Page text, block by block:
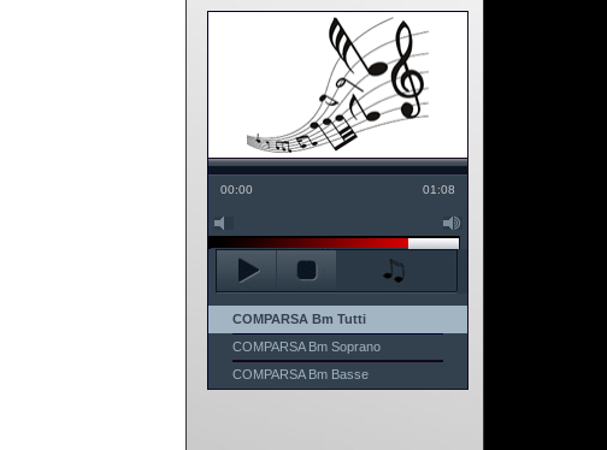
00:00 01:08
COMPARSA Bm Tutti
COMPARSA Bm Soprano
COMPARSA Bm Basse